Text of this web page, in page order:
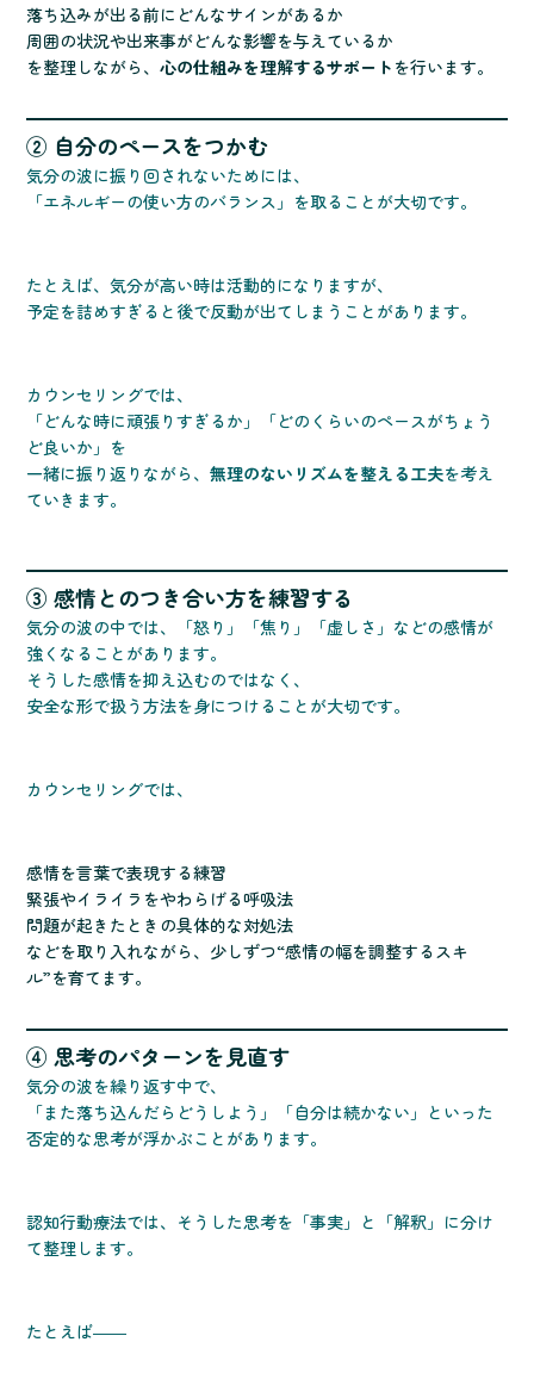
落ち込みが出る前にどんなサインがあるか
周囲の状況や出来事がどんな影響を与えているか
を整理しながら、心の仕組みを理解するサポート を行います。
② 自分のペースをつかむ
気分の波に振り回されないためには、
「エネルギーの使い方のバランス」を取ることが大切です。
たとえば、気分が高い時は活動的になりますが、
予定を詰めすぎると後で反動が出てしまうことがあります。
カウンセリングでは、
「どんな時に頑張りすぎるか」「どのくらいのペースがちょう
ど良いか」を
一緒に振り返りながら、無理のないリズムを整える工夫を考え
ていきます。
③ 感情とのつき合い方を練習する
気分の波の中では、「怒り」「焦り」「虚しさ」などの感情が
強くなることがあります。
そうした感情を抑え込むのではなく、
安全な形で扱う方法を身につけることが大切です。
カウンセリングでは、
感情を言葉で表現する練習
緊張やイライラをやわらげる呼吸法
問題が起きたときの具体的な対処法
などを取り入れながら、少しずつ“感情の幅を調整するスキ
ル”を育てます。
④ 思考のパターンを見直す
気分の波を繰り返す中で、
「また落ち込んだらどうしよう」「自分は続かない」といった
否定的な思考が浮かぶことがあります。
認知行動療法では、そうした思考を「事実」と「解釈」に分け
て整理します。
たとえば――